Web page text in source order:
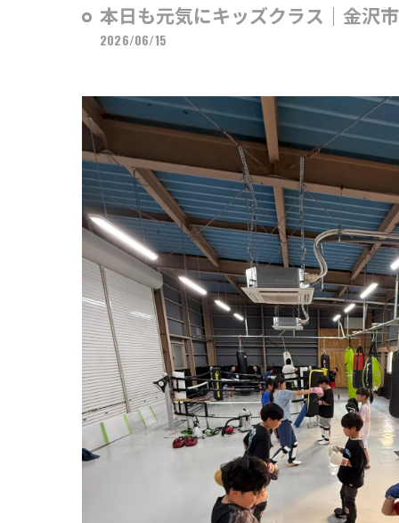
本日も元気にキッズクラス｜金沢
2026/06/15